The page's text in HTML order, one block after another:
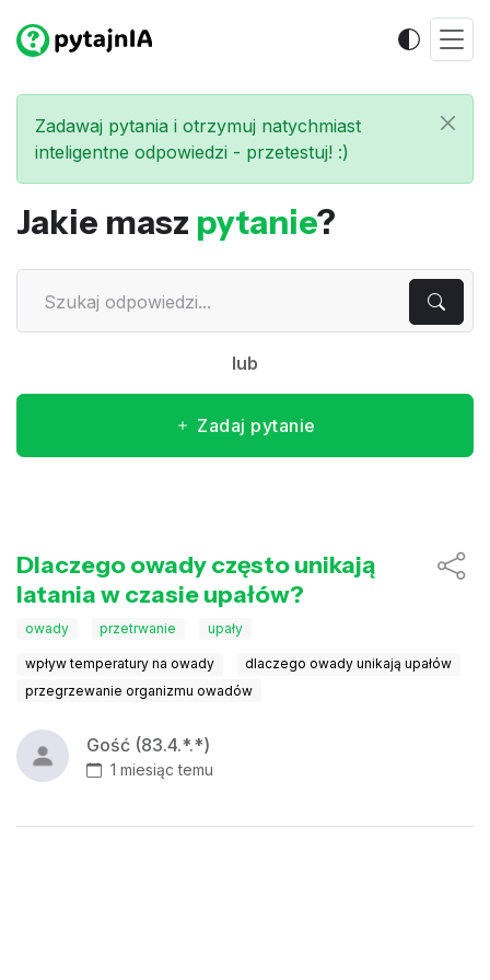
Zadawaj pytania i otrzymuj natychmiast
inteligentne odpowiedzi - przetestuj! :)
Jakie masz pytanie?
lub
Zadaj pytanie
Dlaczego owady często unikają
latania w czasie upałów?
owady przetrwanie upały
wpływ temperatury na owady
dlaczego owady unikają upałów
przegrzewanie organizmu owadów
Gość (83.4.*.*)
1 miesiąc temu